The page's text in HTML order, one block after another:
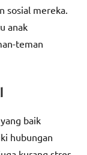
sosial mereka.
anak
teman
baik
hubungan